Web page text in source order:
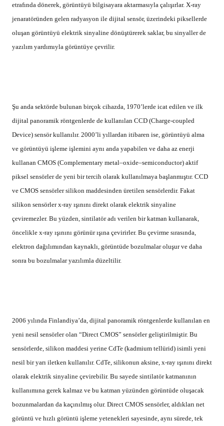
etrafında dönerek, görüntüyü bilgisayara aktarmasıyla çalışırlar. X-ray
jenaratöründen gelen radyasyon ile dijital sensör, üzerindeki piksellerde
oluşan görüntüyü elektrik sinyaline dönüştürerek saklar, bu sinyaller de
yazılım yardımıyla görüntüye çevrilir.
Şu anda sektörde bulunan birçok cihazda, 1970’lerde icat edilen ve ilk
dijital panoramik röntgenlerde de kullanılan CCD (Charge-coupled
Device) sensör kullanılır. 2000’li yıllardan itibaren ise, görüntüyü alma
ve görüntüyü işleme işlemini aynı anda yapabilen ve daha az enerji
kullanan CMOS (Complementary metal–oxide–semiconductor) aktif
piksel sensörler de yeni bir tercih olarak kullanılmaya başlanmıştır. CCD
ve CMOS sensörler silikon maddesinden üretilen sensörlerdir. Fakat
silikon sensörler x-ray ışınını direkt olarak elektrik sinyaline
çeviremezler. Bu yüzden, sintilatör adı verilen bir katman kullanarak,
öncelikle x-ray ışınını görünür ışına çevirirler. Bu çevirme sırasında,
elektron dağılımından kaynaklı, görüntüde bozulmalar oluşur ve daha
sonra bu bozulmalar yazılımla düzeltilir.
2006 yılında Finlandiya’da, dijital panoramik röntgenlerde kullanılan en
yeni nesil sensörler olan “Direct CMOS” sensörler geliştirilmiştir. Bu
sensörlerde, silikon maddesi yerine CdTe (kadmium tellürid) isimli yeni
nesil bir yarı iletken kullanılır. CdTe, silikonun aksine, x-ray ışınını direkt
olarak elektrik sinyaline çevirebilir. Bu sayede sintilatör katmanının
kullanımına gerek kalmaz ve bu katman yüzünden görüntüde oluşacak
bozunmalardan da kaçınılmış olur. Direct CMOS sensörler, aldıkları net
görüntü ve hızlı görüntü işleme yetenekleri sayesinde, aynı sürede, tek